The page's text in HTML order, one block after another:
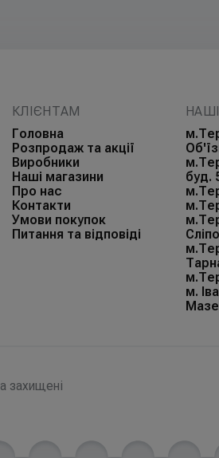
КЛІЄНТАМ
Головна
Розпродаж та акції
Виробники
Наші магазини
Про нас
Контакти
Умови покупок
Питання та відповіді
буд.
м.
захищені